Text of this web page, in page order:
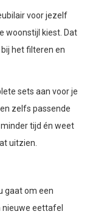
voor jezelf
woonstijl kiest. Dat
het filteren en
sets aan voor je
zelfs passende
minder tijd én weet
uitzien.
gaat om een
eettafel